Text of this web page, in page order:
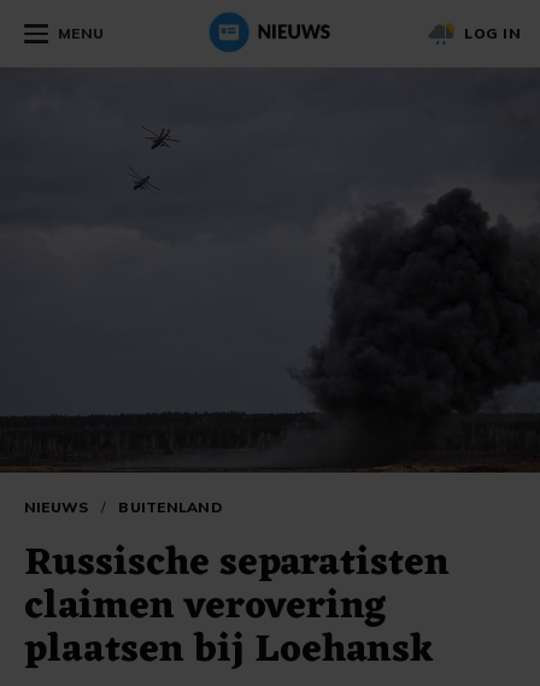
MENU LOG IN
NIEUWS / BUITENLAND
Russische separatisten
claimen verovering
plaatsen bij Loehansk